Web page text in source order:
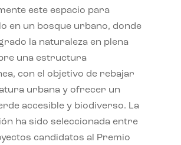
este espacio para
en un bosque urbano, donde
la naturaleza en plena
una estructura
con el objetivo de rebajar
urbana y ofrecer un
accesible y biodiverso. La
ha sido seleccionada entre
candidatos al Premio